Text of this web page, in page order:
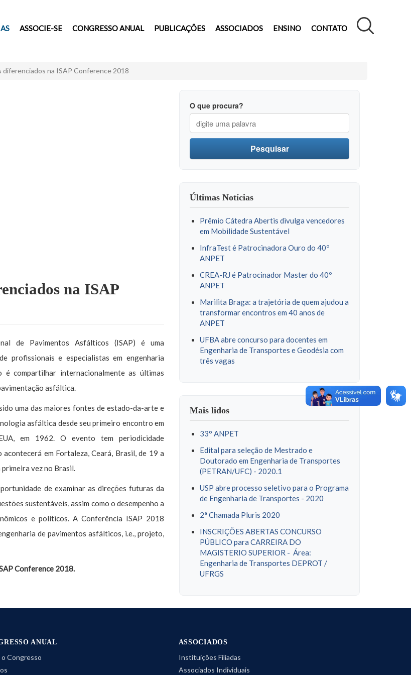
ASSOCIE-SE CONGRESSO ANUAL PUBLICAÇÕES ASSOCIADOS ENSINO CONTATO
diferenciados na ISAP Conference 2018
na ISAP
de Pavimentos Asfálticos (ISAP) é uma
profissionais e especialistas em engenharia
compartilhar internacionalmente as últimas
asfáltica.
uma das maiores fontes de estado-da-arte e
asfáltica desde seu primeiro encontro em
em 1962. O evento tem periodicidade
acontecerá em Fortaleza, Ceará, Brasil, de 19 a
vez no Brasil.
de examinar as direções futuras da
sustentáveis, assim como o desempenho a
e políticos. A Conferência ISAP 2018
de pavimentos asfálticos, i.e., projeto,
Conference 2018.
O que procura?
Pesquisar
Últimas Notícias
Prêmio Cátedra Abertis divulga vencedores
em Mobilidade Sustentável
InfraTest é Patrocinadora Ouro do 40º
ANPET
CREA-RJ é Patrocinador Master do 40º
ANPET
Marilita Braga: a trajetória de quem ajudou a
transformar encontros em 40 anos de
ANPET
UFBA abre concurso para docentes em
Engenharia de Transportes e Geodésia com
três vagas
Mais lidos
33° ANPET
Edital para seleção de Mestrado e
Doutorado em Engenharia de Transportes
(PETRAN/UFC) - 2020.1
USP abre processo seletivo para o Programa
de Engenharia de Transportes - 2020
2ª Chamada Pluris 2020
INSCRIÇÕES ABERTAS CONCURSO
PÚBLICO para CARREIRA DO
MAGISTERIO SUPERIOR - Área:
Engenharia de Transportes DEPROT /
UFRGS
ANUAL
o Congresso
ASSOCIADOS
Instituições Filiadas
Associados Individuais